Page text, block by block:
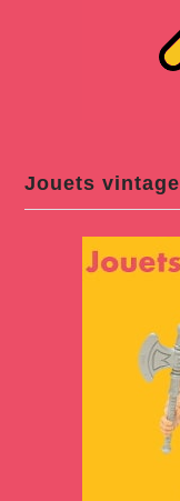
Jouets vintage